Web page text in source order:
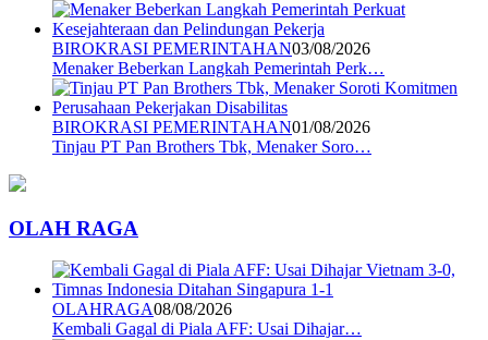
BIROKRASI PEMERINTAHAN03/08/2026
Menaker Beberkan Langkah Pemerintah Perk…
BIROKRASI PEMERINTAHAN01/08/2026
Tinjau PT Pan Brothers Tbk, Menaker Soro…
OLAH RAGA
OLAHRAGA08/08/2026
Kembali Gagal di Piala AFF: Usai Dihajar…